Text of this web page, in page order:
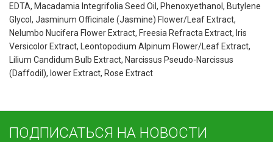
EDTA, Macadamia Integrifolia Seed Oil, Phenoxyethanol, Butylene
Glycol, Jasminum Officinale (Jasmine) Flower/Leaf Extract,
Nelumbo Nucifera Flower Extract, Freesia Refracta Extract, Iris
Versicolor Extract, Leontopodium Alpinum Flower/Leaf Extract,
Lilium Candidum Bulb Extract, Narcissus Pseudo-Narcissus
(Daffodil), lower Extract, Rose Extract
ПОДПИСАТЬСЯ НА НОВОСТИ